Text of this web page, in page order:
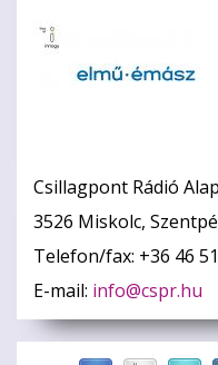
Csillagpont Rádió
3526 Miskolc,
Telefon/fax: +36 46
E-mail: info@cspr.hu